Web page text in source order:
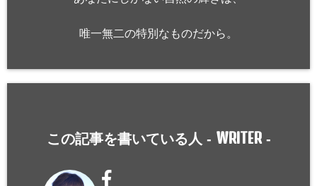
唯一無二の特別なものだから。
この記事を書いている人 - WRITER-